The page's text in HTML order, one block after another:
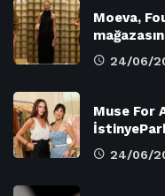
Moeva,
24/06/
Muse For
24/06/